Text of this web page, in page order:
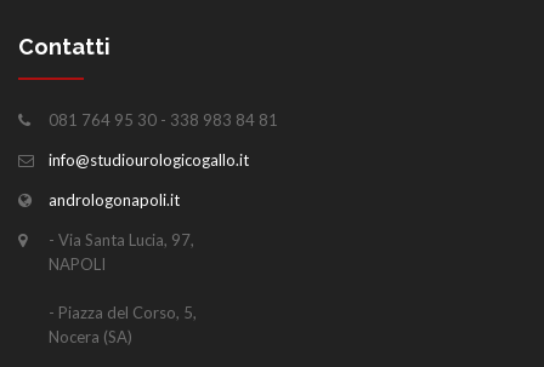
Contatti
081 764 95 30 - 338 983 84 81
info@studiourologicogallo.it
andrologonapoli.it
- Via Santa Lucia, 97,
NAPOLI
- Piazza del Corso, 5,
Nocera (SA)